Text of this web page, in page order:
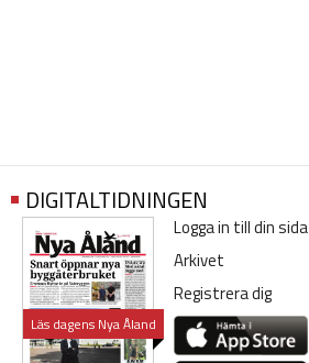
DIGITALTIDNINGEN
Läs dagens Nya Åland
Logga in till din sida
Arkivet
Registrera dig